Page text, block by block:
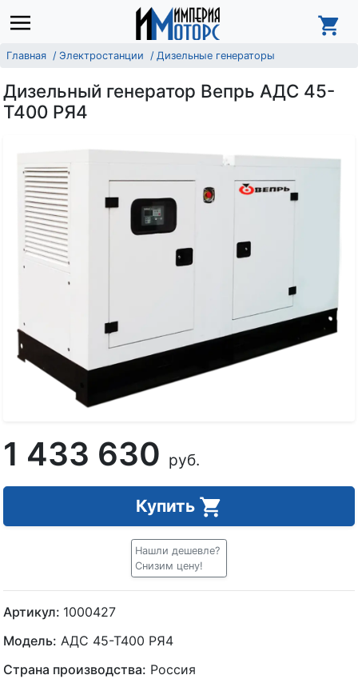
Главная Электростанции Дизельные генераторы
Дизельный генератор Вепрь АДС 45-
Т400 РЯ4
1 433 630 руб.
Купить
Нашли дешевле?
Снизим цену!
Артикул: 1000427
Модель: АДС 45-Т400 РЯ4
Страна производства: Россия